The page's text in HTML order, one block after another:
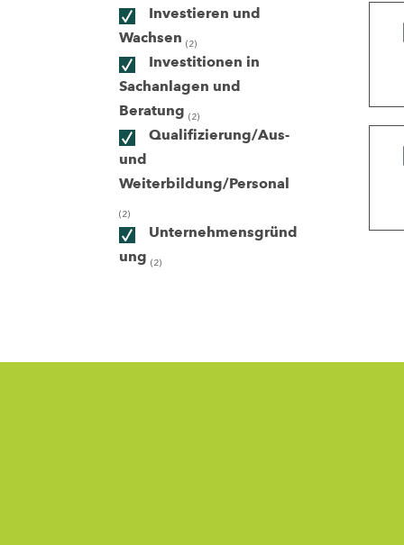
Investieren und
Wachsen (2)
Investitionen in
Sachanlagen und
Beratung (2)
Qualifizierung/Aus-
und
Weiterbildung/Personal
(2)
Unternehmensgründ
ung (2)